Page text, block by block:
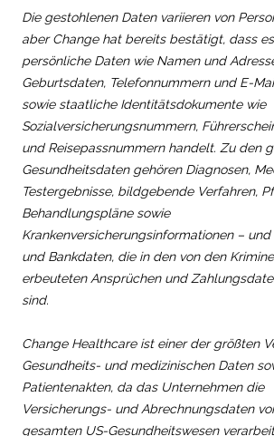
Die gestohlenen Daten variieren von
aber Change hat bereits bestätigt, dass
persönliche Daten wie Namen und
Geburtsdaten, Telefonnummern und E-
sowie staatliche Identitätsdokumente wie
Sozialversicherungsnummern,
und Reisepassnummern handelt. Zu den
Gesundheitsdaten gehören Diagnosen,
Testergebnisse, bildgebende Verfahren,
Behandlungspläne sowie
Krankenversicherungsinformationen –
und Bankdaten, die in den von den
erbeuteten Ansprüchen und
sind.
Change Healthcare ist einer der größten
Gesundheits- und medizinischen Daten
Patientenakten, da das Unternehmen die
Versicherungs- und Abrechnungsdaten
gesamten US-Gesundheitswesen